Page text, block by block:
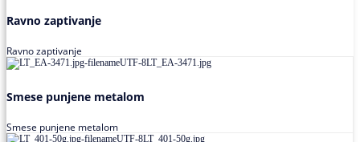
Ravno zaptivanje
Ravno zaptivanje
Smese punjene metalom
Smese punjene metalom